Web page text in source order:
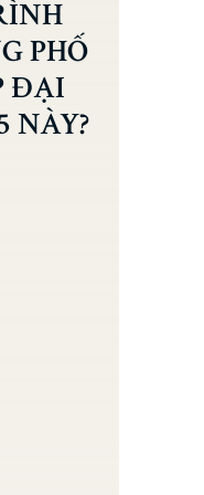
PHỐ
ĐẠI
NÀY?